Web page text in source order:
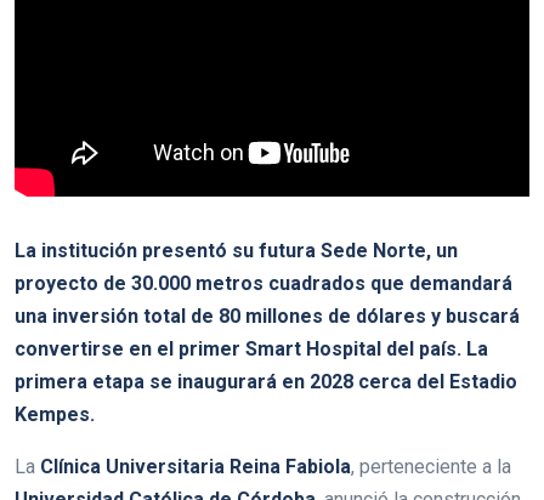
La institución presentó su futura Sede Norte, un
proyecto de 30.000 metros cuadrados que demandará
una inversión total de 80 millones de dólares y buscará
convertirse en el primer Smart Hospital del país. La
primera etapa se inaugurará en 2028 cerca del Estadio
Kempes.
La Clínica Universitaria Reina Fabiola, perteneciente a la